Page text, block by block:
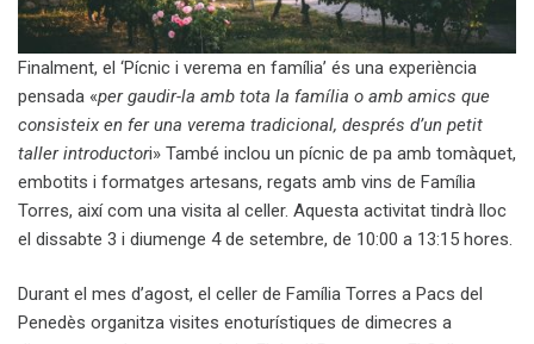
Finalment, el ‘Pícnic i verema en família’ és una experiència
pensada «per gaudir-la amb tota la família o amb amics que
consisteix en fer una verema tradicional, després d’un petit
taller introductori» També inclou un pícnic de pa amb tomàquet,
embotits i formatges artesans, regats amb vins de Família
Torres, així com una visita al celler. Aquesta activitat tindrà lloc
el dissabte 3 i diumenge 4 de setembre, de 10:00 a 13:15 hores.
Durant el mes d’agost, el celler de Família Torres a Pacs del
Penedès organitza visites enoturístiques de dimecres a